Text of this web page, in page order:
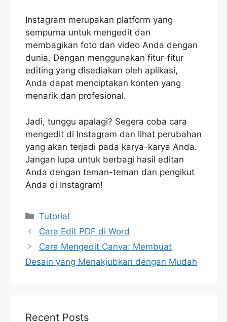
Instagram merupakan platform yang
sempurna untuk mengedit dan
membagikan foto dan video Anda dengan
dunia. Dengan menggunakan fitur-fitur
editing yang disediakan oleh aplikasi,
Anda dapat menciptakan konten yang
menarik dan profesional.
Jadi, tunggu apalagi? Segera coba cara
mengedit di Instagram dan lihat perubahan
yang akan terjadi pada karya-karya Anda.
Jangan lupa untuk berbagi hasil editan
Anda dengan teman-teman dan pengikut
Anda di Instagram!
Categories
Tutorial
Cara Edit PDF di Word
Cara Mengedit Canva: Membuat
Desain yang Menakjubkan dengan Mudah
Recent Posts